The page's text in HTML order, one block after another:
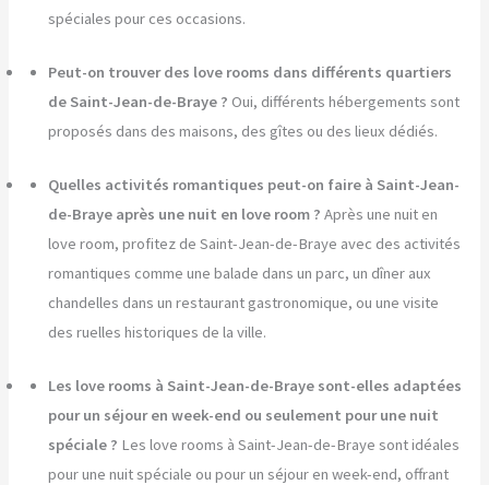
spéciales pour ces occasions.
Peut-on trouver des love rooms dans différents quartiers
de Saint-Jean-de-Braye ? Oui, différents hébergements sont
proposés dans des maisons, des gîtes ou des lieux dédiés.
Quelles activités romantiques peut-on faire à Saint-Jean-
de-Braye après une nuit en love room ? Après une nuit en
love room, profitez de Saint-Jean-de-Braye avec des activités
romantiques comme une balade dans un parc, un dîner aux
chandelles dans un restaurant gastronomique, ou une visite
des ruelles historiques de la ville.
Les love rooms à Saint-Jean-de-Braye sont-elles adaptées
pour un séjour en week-end ou seulement pour une nuit
spéciale ? Les love rooms à Saint-Jean-de-Braye sont idéales
pour une nuit spéciale ou pour un séjour en week-end, offrant